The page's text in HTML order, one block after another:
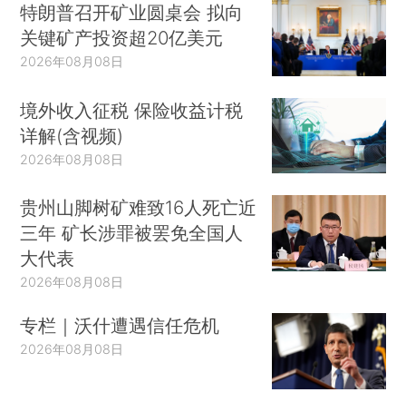
特朗普召开矿业圆桌会 拟向
关键矿产投资超20亿美元
2026年08月08日
境外收入征税 保险收益计税
详解(含视频)
2026年08月08日
贵州山脚树矿难致16人死亡近
三年 矿长涉罪被罢免全国人
大代表
2026年08月08日
专栏｜沃什遭遇信任危机
2026年08月08日